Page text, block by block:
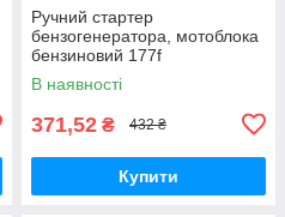
Ручний стартер
бензогенератора, мотоблока
бензиновий 177f
В наявності
371,52 ₴ 432 ₴
Купити